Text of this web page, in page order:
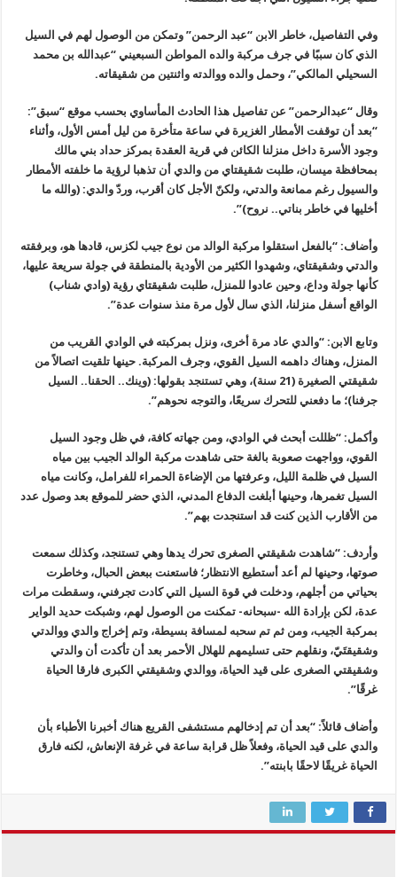
وفي التفاصيل، خاطر الابن “عبد الرحمن” وتمكن من الوصول لهم في السيل
الذي كان سببًا في جرف مركبة والده المواطن السبعيني “عبدالله بن محمد
السحيلي المالكي”، وحمل والده ووالدته واثنتين من شقيقاته.
وقال “عبدالرحمن” عن تفاصيل هذا الحادث المأساوي بحسب موقع “سبق”:
“بعد أن توقفت الأمطار الغزيرة في ساعة متأخرة من ليل أمس الأول، وأثناء
وجود الأسرة داخل منزلنا الكائن في قرية العقدة بمركز حداد بني مالك
بمحافظة ميسان، طلبت شقيقتاي من والدي أن تذهبا لرؤية ما خلفته الأمطار
والسيول رغم ممانعة والدتي، ولكنّ الأجل كان أقرب، وردّ والدي: (والله ما
أخليها في خاطر بناتي.. نروح)”.
وأضاف: “بالفعل استقلوا مركبة الوالد من نوع جيب لكزس، قادها هو، وبرفقته
والدتي وشقيقتاي، وشهدوا الكثير من الأودية بالمنطقة في جولة سريعة عليها،
كأنها جولة وداع، وحين عادوا للمنزل، طلبت شقيقتاي رؤية (وادي شناب)
الواقع أسفل منزلنا، الذي سال لأول مرة منذ سنوات عدة”.
وتابع الابن: “والدي عاد مرة أخرى، ونزل بمركبته في الوادي القريب من
المنزل، وهناك داهمه السيل القوي، وجرف المركبة. حينها تلقيت اتصالاً من
شقيقتي الصغيرة (21 سنة)، وهي تستنجد بقولها: (وينك.. الحقنا.. السيل
جرفنا)؛ ما دفعني للتحرك سريعًا، والتوجه نحوهم”.
وأكمل: “ظللت أبحث في الوادي، ومن جهاته كافة، في ظل وجود السيل
القوي، وواجهت صعوبة بالغة حتى شاهدت مركبة الوالد الجيب بين مياه
السيل في ظلمة الليل، وعرفتها من الإضاءة الحمراء للفرامل، وكانت مياه
السيل تغمرها، وحينها أبلغت الدفاع المدني، الذي حضر للموقع بعد وصول عدد
من الأقارب الذين كنت قد استنجدت بهم”.
وأردف: “شاهدت شقيقتي الصغرى تحرك يدها وهي تستنجد، وكذلك سمعت
صوتها، وحينها لم أعد أستطيع الانتظار؛ فاستعنت ببعض الحبال، وخاطرت
بحياتي من أجلهم، ودخلت في قوة السيل التي كادت تجرفني، وسقطت مرات
عدة، لكن بإرادة الله -سبحانه- تمكنت من الوصول لهم، وشبكت حديد الواير
بمركبة الجيب، ومن ثم تم سحبه لمسافة بسيطة، وتم إخراج والدي ووالدتي
وشقيقتَيّ، ونقلهم حتى تسليمهم للهلال الأحمر بعد أن تأكدت أن والدتي
وشقيقتي الصغرى على قيد الحياة، ووالدي وشقيقتي الكبرى فارقا الحياة
غرقًا”.
وأضاف قائلاً: “بعد أن تم إدخالهم مستشفى القريع هناك أخبرنا الأطباء بأن
والدي على قيد الحياة، وفعلاً ظل قرابة ساعة في غرفة الإنعاش، لكنه فارق
الحياة غريقًا لاحقًا بابنته”.